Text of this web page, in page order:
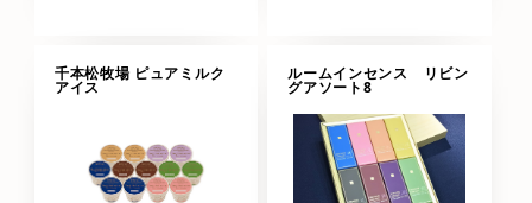
千本松牧場 ピュアミルク
アイス
ルームインセンス リビン
グアソート8